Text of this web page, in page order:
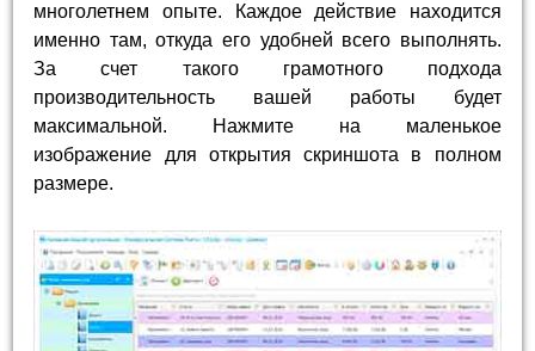
многолетнем опыте. Каждое действие находится
именно там, откуда его удобней всего выполнять.
За счет такого грамотного подхода
производительность вашей работы будет
максимальной. Нажмите на маленькое
изображение для открытия скриншота в полном
размере.